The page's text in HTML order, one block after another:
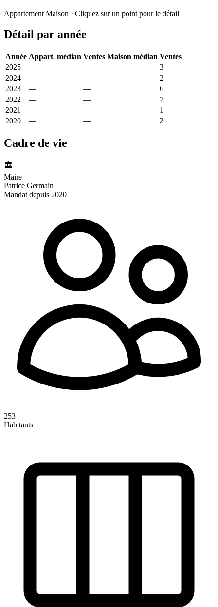
−
Appartement Maison · Cliquez sur un point pour le détail
Détail par année
Année Appart. médian Ventes Maison médian Ventes
2025
— —
3
2024
— —
2
2023
— —
6
2022
— —
7
2021
— —
1
2020
— — 2
Cadre de vie
🏛️
Maire
Patrice Germain
Mandat depuis 2020
253
Habitants